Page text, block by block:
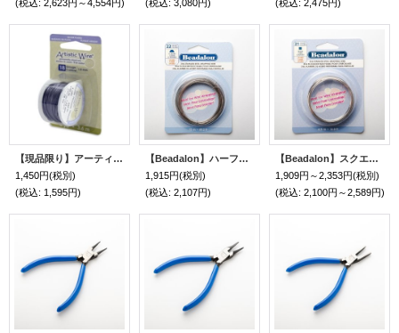
(税込: 2,623円～4,554円)
(税込: 3,080円)
(税込: 2,475円)
【現品限り】アーティスティックワイヤー・ラウンド（ヘマタイト #20#22）
1,450円(税別)
(税込: 1,595円)
【Beadalon】ハーフラウンド ステンレススチール(#21#22)
1,915円(税別)
(税込: 2,107円)
【Beadalon】スクエア ステンレススチール(#21#22#24)
1,909円～2,353円(税別)
(税込: 2,100円～2,589円)